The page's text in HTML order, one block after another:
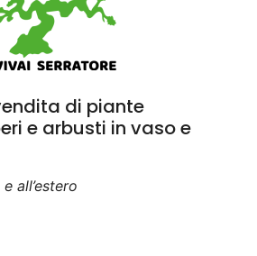
di piante
e arbusti in vaso e
all’estero